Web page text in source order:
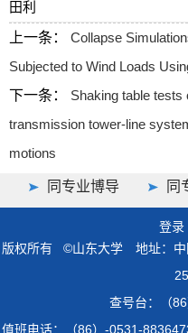
田利
上一条：
Collapse
Subjected to Wind Loads
下一条：
Shaking table
transmission tower-line
motions
同专业博导 同
登录
版权所有 ©山东大学 地址：中
查号台：（
值班电话：（86）-0531-